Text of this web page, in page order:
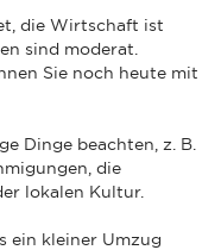
die Wirtschaft ist
sind moderat.
Sie noch heute mit
Dinge beachten, z. B.
die
lokalen Kultur.
ein kleiner Umzug